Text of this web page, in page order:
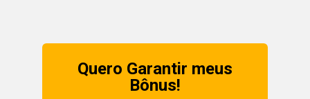
Quero Garantir meus
Bônus!